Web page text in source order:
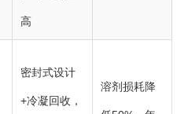
高
密封式设计
+冷凝回收，
溶剂损耗降